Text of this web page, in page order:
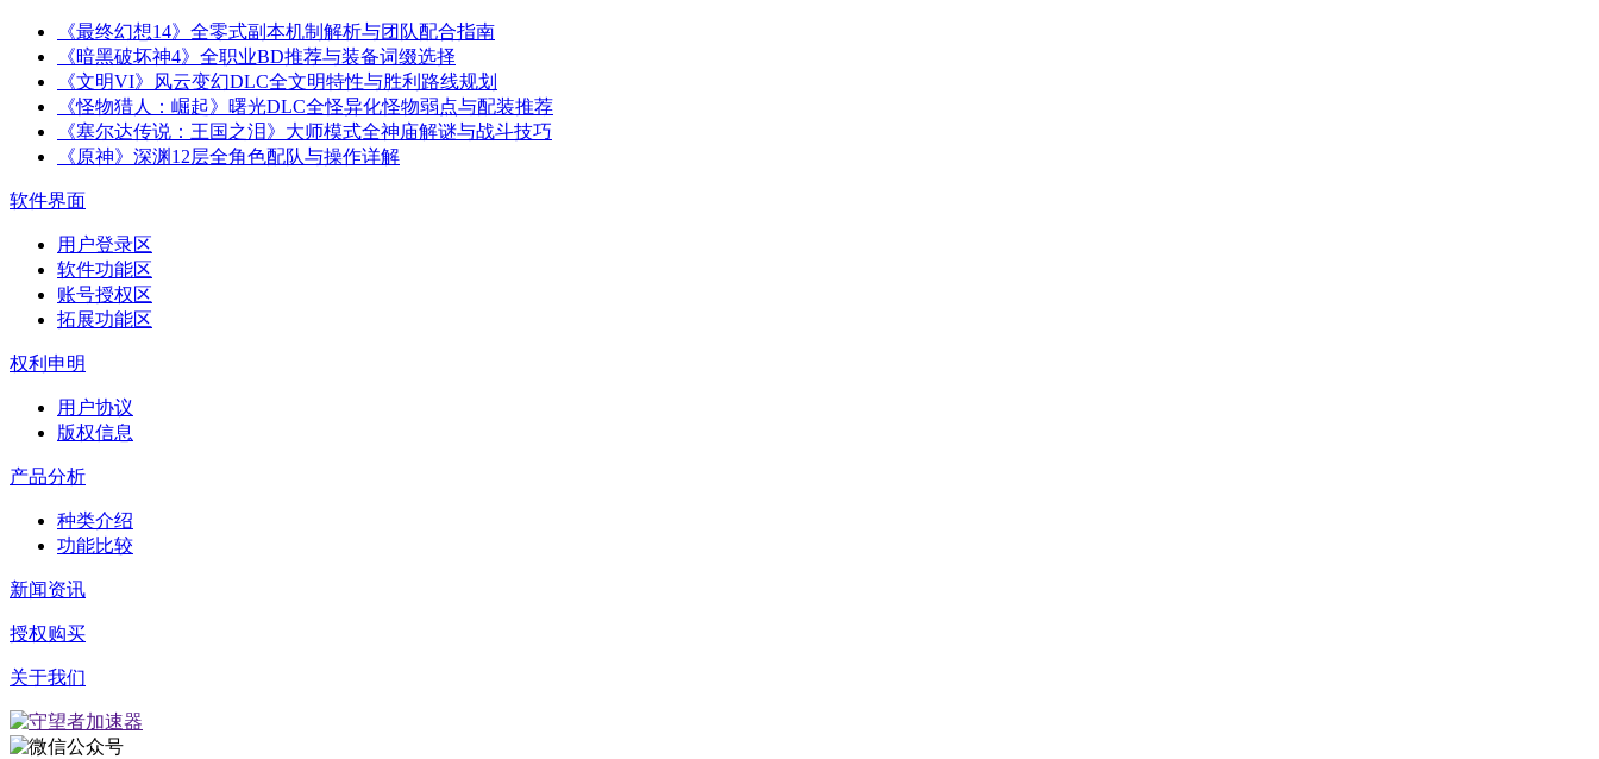
《最终幻想14》全零式副本机制解析与团队配合指南
《暗黑破坏神4》全职业BD推荐与装备词缀选择
《文明VI》风云变幻DLC全文明特性与胜利路线规划
《怪物猎人：崛起》曙光DLC全怪异化怪物弱点与配装推荐
《塞尔达传说：王国之泪》大师模式全神庙解谜与战斗技巧
《原神》深渊12层全角色配队与操作详解
软件界面
用户登录区
软件功能区
账号授权区
拓展功能区
权利申明
用户协议
版权信息
产品分析
种类介绍
功能比较
新闻资讯
授权购买
关于我们